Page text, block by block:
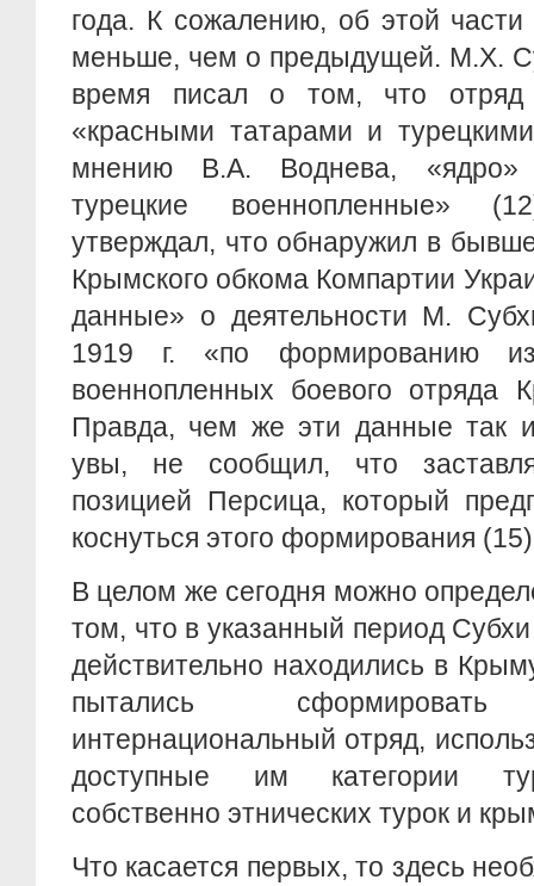
года. К сожалению, об этой
меньше, чем о предыдущей. М.Х.
время писал о том, что отряд
«красными татарами и
мнению В.А. Воднева, «ядро»
турецкие военнопленные»
утверждал, что обнаружил в
Крымского обкома Компартии
данные» о деятельности М.
1919 г. «по формированию
военнопленных боевого отряда
Правда, чем же эти данные так
увы, не сообщил, что
позицией Персица, который
коснуться этого формирования
В целом же сегодня можно
том, что в указанный период
действительно находились в
пытались сформировать
интернациональный отряд,
доступные им категории
собственно этнических турок и
Что касается первых, то здесь